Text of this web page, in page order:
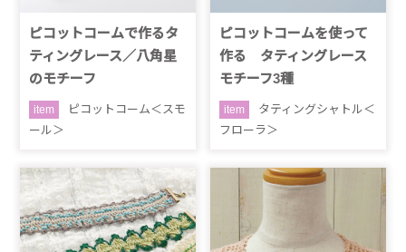
ピコットコームで作るタ
ティングレース／八角星
のモチーフ
item
ピコットコーム＜スモ
ール＞
ピコットコームを使って
作る タティングレース
モチーフ3種
item
タティングシャトル＜
フローラ＞